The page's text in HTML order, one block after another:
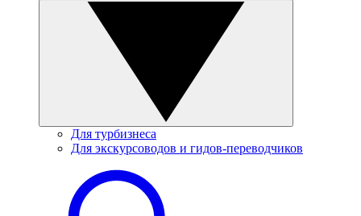
Для турбизнеса
Для экскурсоводов и гидов-переводчиков